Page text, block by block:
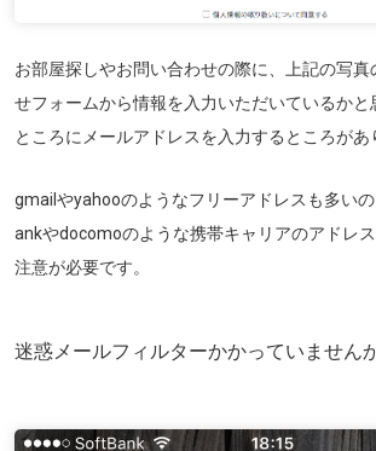
お部屋探しやお問い合わせの際に、上記の写真
せフォームから情報を入力いただいているか
ところにメールアドレスを入力するところがあ
gmailやyahooのようなフリーアドレスも多い
ankやdocomoのような携帯キャリアのアドレ
注意が必要です。
迷惑メールフィルターかかっていません